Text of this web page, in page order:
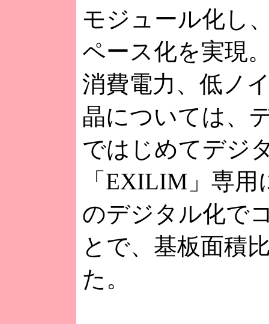
モジュール化し
ペース化を実現
消費電力、低ノ
晶については、
ではじめてデジ
「EXILIM」専
のデジタル化で
とで、基板面積
た。